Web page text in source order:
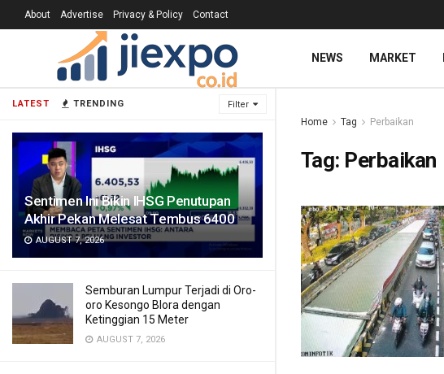
LATEST TRENDING Filter
Sentimen Ini Bikin IHSG Penutupan
Akhir Pekan Melesat Tembus 6400
AUGUST 7, 2026
Semburan Lumpur Terjadi di Oro-
oro Kesongo Blora dengan
Ketinggian 15 Meter
AUGUST 7, 2026
About Advertise Privacy & Policy Contact
NEWS MARKET
Home Tag Perbaikan
Tag: Perbaikan